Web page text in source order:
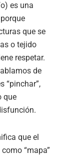
es una
que se
o tejido
respetar.
de
“pinchar”,
que
que el
“mapa”